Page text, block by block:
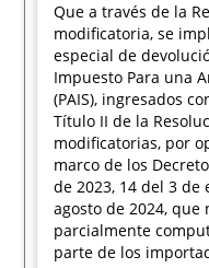
Que a través de la
modificatoria, se
especial de
Impuesto Para una
(PAIS), ingresados
Título II de la
modificatorias, por
marco de los
de 2023, 14 del 3 de
agosto de 2024,
parcialmente
parte de los